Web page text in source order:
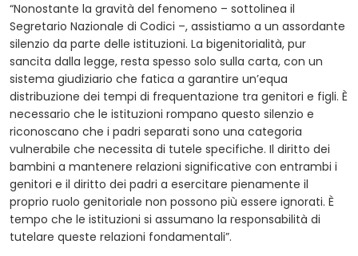
“Nonostante la gravità del fenomeno – sottolinea il
Segretario Nazionale di Codici –, assistiamo a un assordante
silenzio da parte delle istituzioni. La bigenitorialità, pur
sancita dalla legge, resta spesso solo sulla carta, con un
sistema giudiziario che fatica a garantire un’equa
distribuzione dei tempi di frequentazione tra genitori e figli. È
necessario che le istituzioni rompano questo silenzio e
riconoscano che i padri separati sono una categoria
vulnerabile che necessita di tutele specifiche. Il diritto dei
bambini a mantenere relazioni significative con entrambi i
genitori e il diritto dei padri a esercitare pienamente il
proprio ruolo genitoriale non possono più essere ignorati. È
tempo che le istituzioni si assumano la responsabilità di
tutelare queste relazioni fondamentali”.